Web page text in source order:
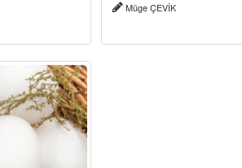
Müge ÇEVİK